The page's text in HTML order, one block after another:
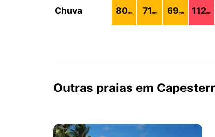
Chuva 80mm 71 mm 69mm 112mm
Outras praias em